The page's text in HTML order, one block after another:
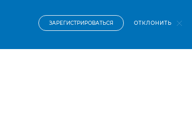
ЗАРЕГИСТРИРОВАТЬСЯ ОТКЛОНИТЬ